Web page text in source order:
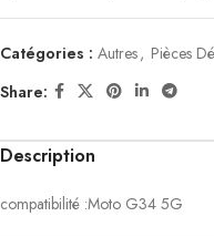
Catégories : Autres, Pièces
Share:
Description
compatibilité :Moto G34 5G